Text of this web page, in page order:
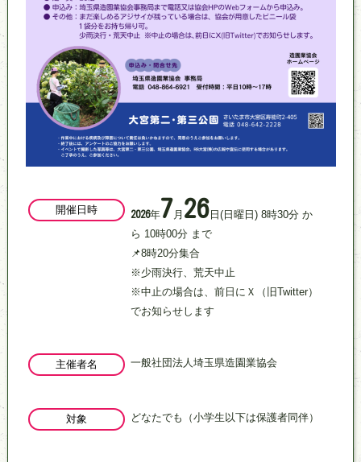
開催日時 2026年7月 26 日(日曜日) 8時30分 か
ら 10時00分 まで
📌8時20分集合
※少雨決行、荒天中止
※中止の場合は、前日にＸ（旧Twitter）
でお知らせします
主催者名 一般社団法人埼玉県造園業協会
対象 どなたでも（小学生以下は保護者同伴）